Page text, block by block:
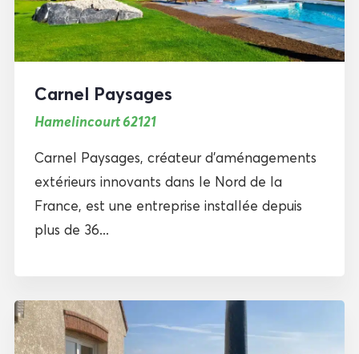
Carnel Paysages
Hamelincourt 62121
Carnel Paysages, créateur d’aménagements
extérieurs innovants dans le Nord de la
France, est une entreprise installée depuis
plus de 36...